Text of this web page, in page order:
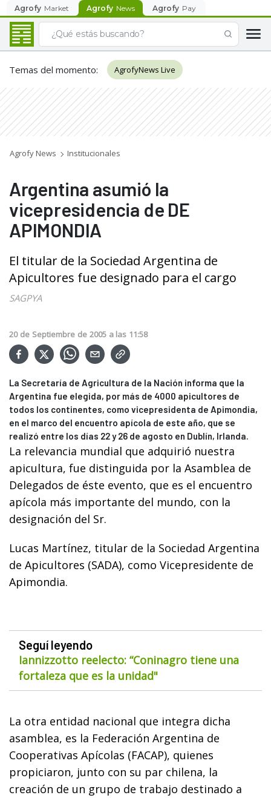
Agrofy Market Agrofy News Agrofy Pay
Temas del momento: AgrofyNews Live
Agrofy News Institucionales
Argentina asumió la
vicepresidencia de DE
APIMONDIA
El titular de la Sociedad Argentina de
Apicultores fue designado para el cargo
SAGPYA
20 de Septiembre de 2005 a las 11:58
La Secretaría de Agricultura de la Nación informa que la
Argentina fue elegida, por más de 4000 apicultores de
todos los continentes, como vicepresidenta de Apimondia,
en el marco del encuentro apícola de este año, que se
realizó entre los días 22 y 26 de agosto en Dublín, Irlanda.
La relevancia mundial que adquirió nuestra
apicultura, fue distinguida por la Asamblea de
Delegados de éste evento, que es el encuentro
apícola más importante del mundo, con la
designación del Sr.
Lucas Martínez, titular de la Sociedad Argentina
de Apicultores (SADA), como Vicepresidente de
Apimondia.
Seguí leyendo
Iannizzotto reelecto: “Coninagro tiene una
fortaleza que es la unidad"
La otra entidad nacional que integra dicha
asamblea, es la Federación Argentina de
Cooperativas Apícolas (FACAP), quienes
propiciaron, junto con su par chilena, la
creación de un grupo de trabajo destinado a